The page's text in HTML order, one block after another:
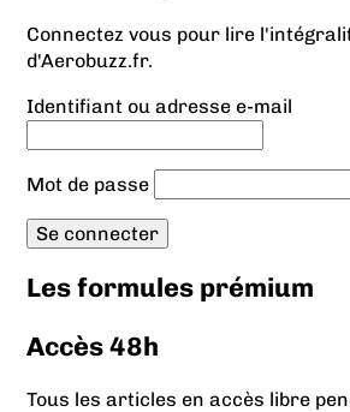
Connectez vous pour lire
d'Aerobuzz.fr.
Identifiant ou adresse e-mail
Mot de passe
Les formules prémium
Accès 48h
Tous les articles en accès libre